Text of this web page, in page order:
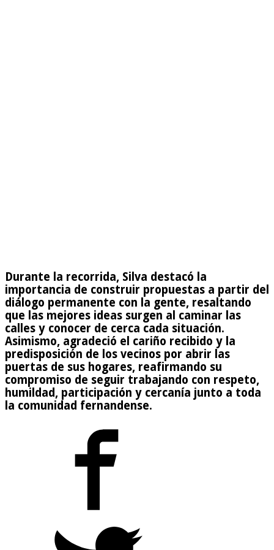
Durante la recorrida, Silva destacó la
importancia de construir propuestas a partir del
diálogo permanente con la gente, resaltando
que las mejores ideas surgen al caminar las
calles y conocer de cerca cada situación.
Asimismo, agradeció el cariño recibido y la
predisposición de los vecinos por abrir las
puertas de sus hogares, reafirmando su
compromiso de seguir trabajando con respeto,
humildad, participación y cercanía junto a toda
la comunidad fernandense.